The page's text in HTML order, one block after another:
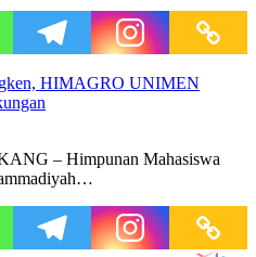
HIMAGRO UNIMEN
– Himpunan Mahasiswa